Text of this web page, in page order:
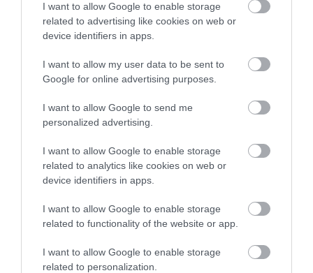
I want to allow Google to enable storage
related to advertising like cookies on web or
device identifiers in apps.
I want to allow my user data to be sent to
Google for online advertising purposes.
I want to allow Google to send me
personalized advertising.
I want to allow Google to enable storage
related to analytics like cookies on web or
device identifiers in apps.
I want to allow Google to enable storage
related to functionality of the website or app.
I want to allow Google to enable storage
related to personalization.
NEM CSAK A RITKASÁGOK
HÉTKÖZNAPI MADARAK ÉS
PILLANGÓK CSENDES
VÉSZJEL
A TUDÓSOK 262 ÚJ FAJT
MEGINT FINOMAN JELEZTE:
2026-07-30